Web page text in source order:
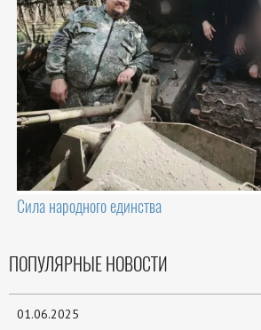
Сила народного единства
ПОПУЛЯРНЫЕ НОВОСТИ
01.06.2025